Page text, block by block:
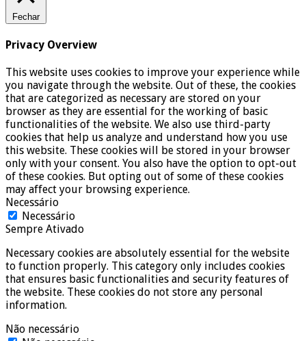
Fechar
Privacy Overview
This website uses cookies to improve your experience while
you navigate through the website. Out of these, the cookies
that are categorized as necessary are stored on your
browser as they are essential for the working of basic
functionalities of the website. We also use third-party
cookies that help us analyze and understand how you use
this website. These cookies will be stored in your browser
only with your consent. You also have the option to opt-out
of these cookies. But opting out of some of these cookies
may affect your browsing experience.
Necessário
Necessário
Sempre Ativado
Necessary cookies are absolutely essential for the website
to function properly. This category only includes cookies
that ensures basic functionalities and security features of
the website. These cookies do not store any personal
information.
Não necessário